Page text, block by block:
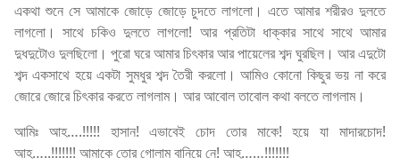
একথা শুনে সে আমাকে জোড়ে জোড়ে চুদতে লাগলো। এতে আমার শরীরও দুলতে
লাগলো। সাথে চকিও দুলতে লাগলো! আর প্রতিটা ধাক্কার সাথে সাথে আমার
দুধদুটোও দুলছিলো। পুরো ঘরে আমার চিৎকার আর পায়েলের শব্দ ঘুরছিল। আর এদুটো
শব্দ একসাথে হয়ে একটা সুমধুর শব্দ তৈরী করলো। আমিও কোনো কিছুর ভয় না করে
জোরে জোরে চিৎকার করতে লাগলাম। আর আবোল তাবোল কথা বলতে লাগলাম।
আমিঃ আহ….!!!!! হাসান! এভাবেই চোদ তোর মাকে! হয়ে যা মাদারচোদ!
আহ…..!!!!!!! আমাকে তোর গোলাম বানিয়ে নে! আহ……!!!!!!!